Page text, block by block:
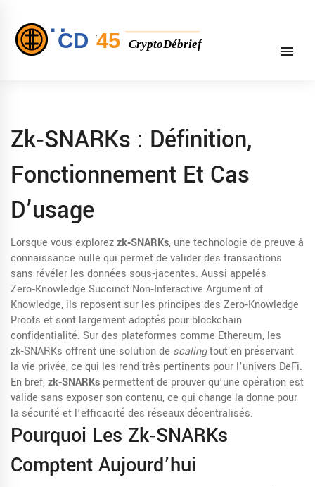
Zk‑SNARKs : Définition,
Fonctionnement Et Cas
D’usage
Lorsque vous explorezzk‑SNARKs, une technologie de preuve à
connaissance nulle qui permet de valider des transactions
sans révéler les données sous‑jacentes. Aussi appelés
Zero‑Knowledge Succinct Non‑Interactive Argument of
Knowledge, ils reposent sur les principes des Zero‑Knowledge
Proofs et sont largement adoptés pour blockchain
confidentialité. Sur des plateformes comme Ethereum, les
zk‑SNARKs offrent une solution de scalingtout en préservant
la vie privée, ce qui les rend très pertinents pour l’univers DeFi.
En bref,zk‑SNARKs permettent de prouver qu’une opération est
valide sans exposer son contenu, ce qui change la donne pour
la sécurité et l’efficacité des réseaux décentralisés.
Pourquoi Les Zk‑SNARKs
Comptent Aujourd’hui